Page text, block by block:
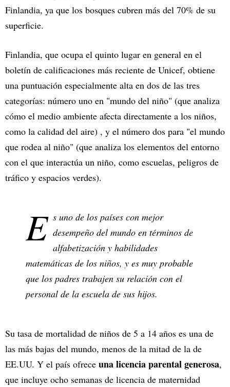
Finlandia, ya que los bosques cubren más del 70% de su
superficie.
Finlandia, que ocupa el quinto lugar en general en el
boletín de calificaciones más reciente de Unicef, obtiene
una puntuación especialmente alta en dos de las tres
categorías: número uno en "mundo del niño" (que analiza
cómo el medio ambiente afecta directamente a los niños,
como la calidad del aire) , y el número dos para "el mundo
que rodea al niño" (que analiza los elementos del entorno
con el que interactúa un niño, como escuelas, peligros de
tráfico y espacios verdes).
E s uno de los países con mejor
desempeño del mundo en términos de
alfabetización y habilidades
matemáticas de los niños, y es muy probable
que los padres trabajen su relación con el
personal de la escuela de sus hijos.
Su tasa de mortalidad de niños de 5 a 14 años es una de
las más bajas del mundo, menos de la mitad de la de
EE.UU. Y el país ofrece una licencia parental generosa,
que incluye ocho semanas de licencia de maternidad